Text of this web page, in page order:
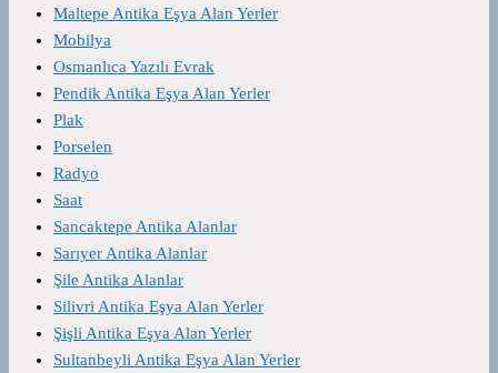
Maltepe Antika Eşya Alan Yerler
Mobilya
Osmanlıca Yazılı Evrak
Pendik Antika Eşya Alan Yerler
Plak
Porselen
Radyo
Saat
Sancaktepe Antika Alanlar
Sarıyer Antika Alanlar
Şile Antika Alanlar
Silivri Antika Eşya Alan Yerler
Şişli Antika Eşya Alan Yerler
Sultanbeyli Antika Eşya Alan Yerler